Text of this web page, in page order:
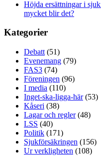
Höjda ersättningar i
mycket blir det?
Kategorier
Debatt (51)
Evenemang (79)
FAS3 (74)
Föreningen (96)
I media (110)
Inget-ska-ligga-här(53)
Kåseri (38)
Lagar och regler(48)
LSS (40)
Politik (171)
Sjukförsäkringen (156)
Ur verkligheten (108)